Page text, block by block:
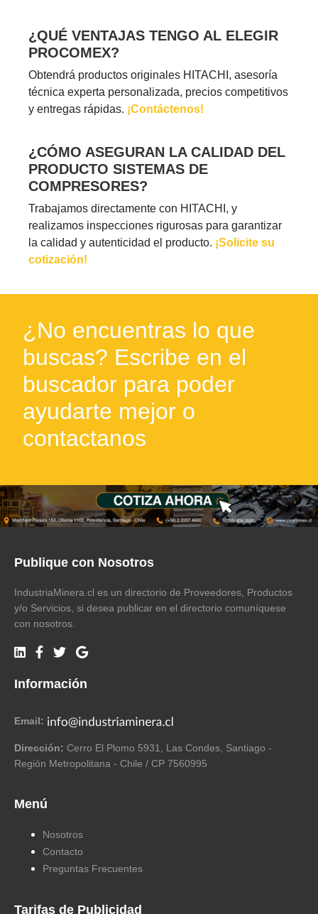
¿QUÉ VENTAJAS TENGO AL ELEGIR
PROCOMEX?
Obtendrá productos originales HITACHI, asesoría
técnica experta personalizada, precios competitivos
y entregas rápidas. ¡Contáctenos!
¿CÓMO ASEGURAN LA CALIDAD DEL
PRODUCTO SISTEMAS DE
COMPRESORES?
Trabajamos directamente con HITACHI, y
realizamos inspecciones rigurosas para garantizar
la calidad y autenticidad el producto. ¡Solicite su
cotización!
¿No encuentras lo que
buscas? Escribe en el
buscador para poder
ayudarte mejor o
contactanos
Publique con Nosotros
IndustriaMinera.cl es un directorio de Proveedores, Productos
y/o Servicios, si desea publicar en el directorio comuníquese
con nosotros.
Información
Email:
Dirección: Cerro El Plomo 5931, Las Condes, Santiago -
Región Metropolitana - Chile / CP 7560995
Menú
Nosotros
Contacto
Preguntas Frecuentes
Tarifas de Publicidad